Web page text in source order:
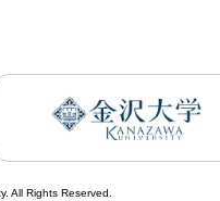
All Rights Reserved.